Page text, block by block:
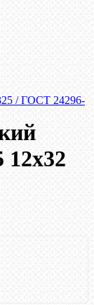
/ ГОСТ 24296-
12х32